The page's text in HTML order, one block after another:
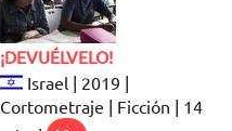
¡DEVUÉLVELO!
Israel | 2019 |
Cortometraje | Ficción | 14